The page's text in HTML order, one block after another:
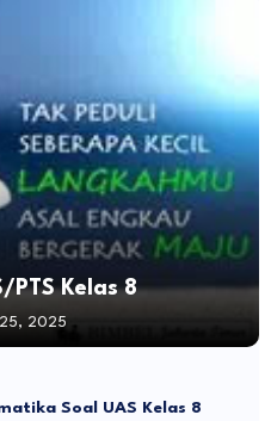
PTS Kelas 8
25, 2025
Soal UAS Kelas 8